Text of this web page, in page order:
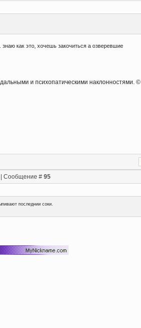
как это, хочешь закочиться а озверевшие
и психопатическими наклонностями. ©
| Сообщение # 95
последнии соки.